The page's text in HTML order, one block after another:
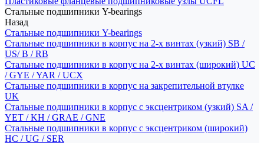
Стальные подшипники Y-bearings
Назад
Стальные подшипники Y-bearings
Стальные подшипники в корпус на 2-х винтах (узкий) SB /
US/ B / RB
Стальные подшипники в корпус на 2-х винтах (широкий) UC
/ GYE / YAR / UCX
Стальные подшипники в корпус на закрепительной втулке
UK
Стальные подшипники в корпус с эксцентриком (узкий) SA /
YET / KH / GRAE / GNE
Стальные подшипники в корпус с эксцентриком (широкий)
HC / UG / SER